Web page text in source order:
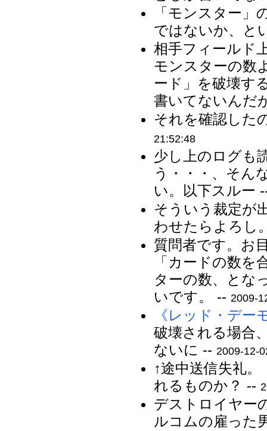
「モンスター
ではないか、と
相手フィールド
モンスターの数
ード」を破壊す
書いてないんだ
それを確認した
21:52:48
少し上のログも
う・・・、そん
い。以下スルー
そういう裁定が
わせたらよろし
質問者です。お
「カードの数
ターの数、とな
いです。 -- 2009-
《レッド・デー
破壊される場合
ないに -- 2009-12-
↑途中送信失礼
れるものか？ --
デストロイヤー
ルコムの雇った